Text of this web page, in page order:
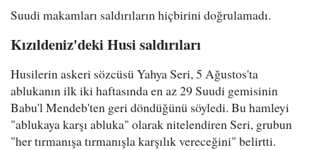
Suudi makamları saldırıların hiçbirini doğrulamadı.
Kızıldeniz'deki Husi saldırıları
Husilerin askeri sözcüsü Yahya Seri, 5 Ağustos'ta
ablukanın ilk iki haftasında en az 29 Suudi gemisinin
Babu'l Mendeb'ten geri döndüğünü söyledi. Bu hamleyi
"ablukaya karşı abluka" olarak nitelendiren Seri, grubun
"her tırmanışa tırmanışla karşılık vereceğini" belirtti.